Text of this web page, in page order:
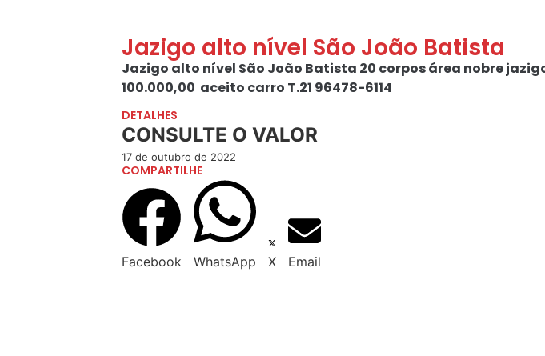
Jazigo alto nível São João Batista
Jazigo alto nível São João Batista 20 corpos área nobre
100.000,00 aceito carro T.21 96478-6114
DETALHES
CONSULTE O VALOR
17 de outubro de 2022
COMPARTILHE
Facebook WhatsApp X Email